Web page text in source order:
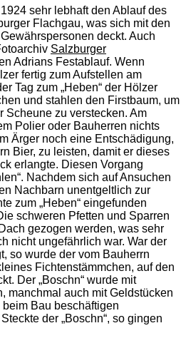
sehr lebhaft den Ablauf des
Flachgau, was sich mit den
deckt. Auch
Salzburger
Adrians Festablauf. Wenn
fertig zum Aufstellen am
Tag zum „Heben“ der Hölzer
und stahlen den Firstbaum, um
Scheune zu verstecken. Am
Polier oder Bauherren nichts
Ärger noch eine Entschädigung,
Bier, zu leisten, damit er dieses
erlangte. Diesen Vorgang
Nachdem sich auf Ansuchen
Nachbarn unentgeltlich zur
zum „Heben“ eingefunden
schweren Pfetten und Sparren
gezogen werden, was sehr
nicht ungefährlich war. War der
so wurde der vom Bauherrn
Fichtenstämmchen, auf den
Der „Boschn“ wurde mit
manchmal auch mit Geldstücken
Bau beschäftigen
der „Boschn“, so gingen